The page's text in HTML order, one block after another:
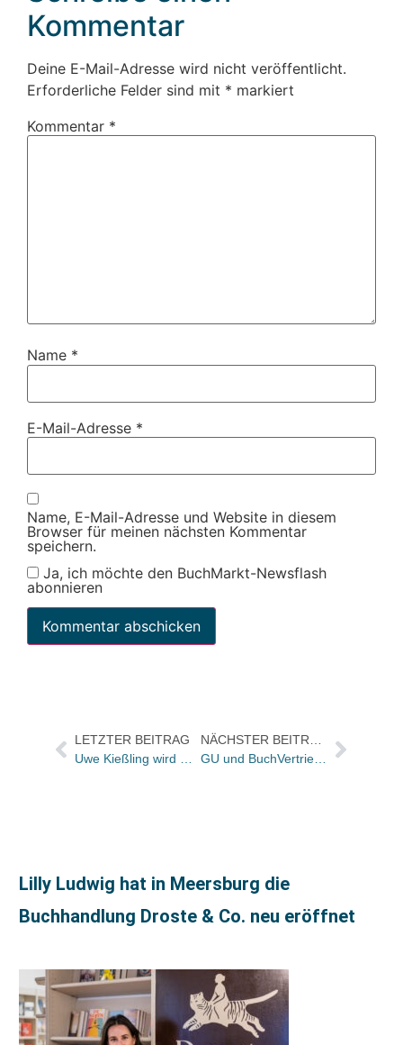
Kommentar
Deine E-Mail-Adresse wird nicht veröffentlicht.
Erforderliche Felder sind mit * markiert
Kommentar *
Name *
E-Mail-Adresse *
Name, E-Mail-Adresse und Website in diesem
Browser für meinen nächsten Kommentar
speichern.
Ja, ich möchte den BuchMarkt-Newsflash
abonnieren
LETZTER BEITRAG
Lilly Ludwig hat in Meersburg die
Buchhandlung Droste & Co. neu eröffnet